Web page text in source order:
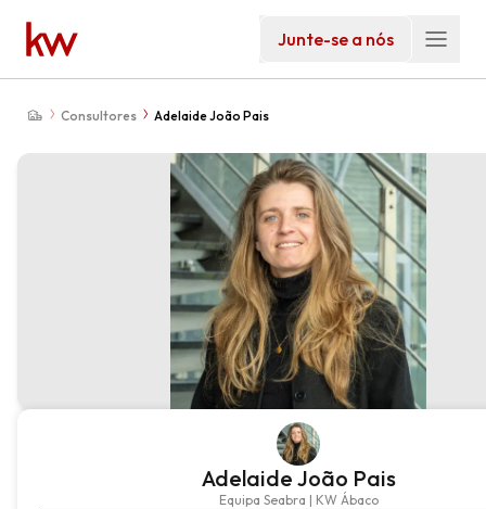
Junte-se a nós
Consultores Adelaide João Pais
Adelaide João Pais
Equipa Seabra | KW Ábaco